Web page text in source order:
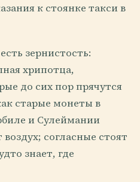
к стоянке такси в
зернистость:
хрипотца,
до сих пор прячутся
старые монеты в
и Сулеймании
согласные стоят
знает, где